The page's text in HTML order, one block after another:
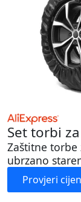
Set torbi
Zaštitne torbe
ubrzano
Provjeri